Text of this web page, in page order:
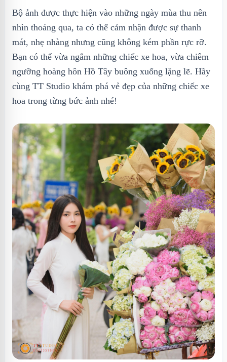
Bộ ảnh được thực hiện vào những ngày mùa thu nên
nhìn thoáng qua, ta có thể cảm nhận được sự thanh
mát, nhẹ nhàng nhưng cũng không kém phần rực rỡ.
Bạn có thể vừa ngắm những chiếc xe hoa, vừa chiêm
ngưỡng hoàng hôn Hồ Tây buông xuống lặng lẽ. Hãy
cùng TT Studio khám phá vẻ đẹp của những chiếc xe
hoa trong từng bức ảnh nhé!